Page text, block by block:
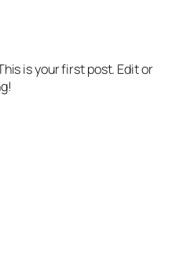
is your first post. Edit or